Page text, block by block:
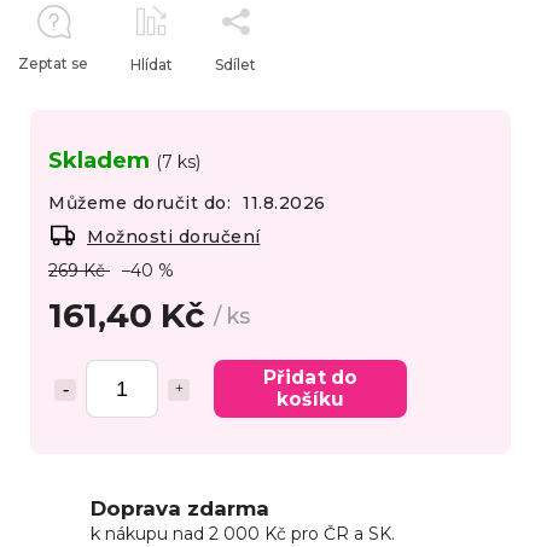
269 Kč –40 %
161,40 Kč/ ks
Přidat do
košíku
Skladem (7 ks)
Můžeme doručit do:
11.8.2026
Možnosti doručení
Zeptat se Hlídat Sdílet
Doprava zdarma
k nákupu nad 2 000 Kč pro ČR a SK.